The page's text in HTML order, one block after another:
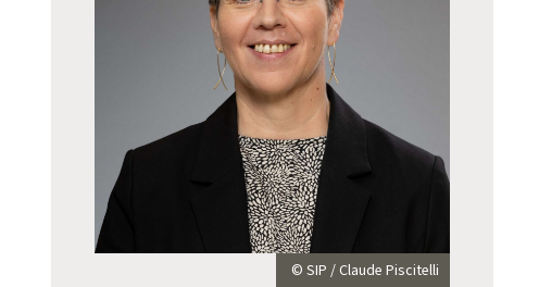
© SIP / Claude Piscitelli